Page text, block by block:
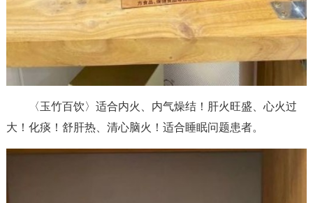
〈玉竹百饮〉适合内火、内气燥结！肝火旺盛、心火过
大！化痰！舒肝热、清心脑火！适合睡眠问题患者。